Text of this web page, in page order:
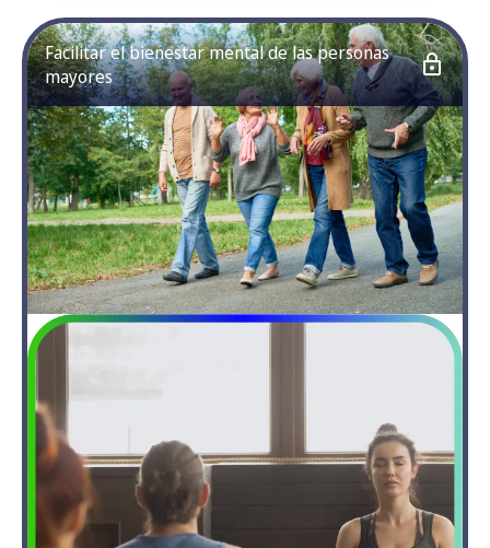
Facilitar el bienestar mental de las personas
mayores